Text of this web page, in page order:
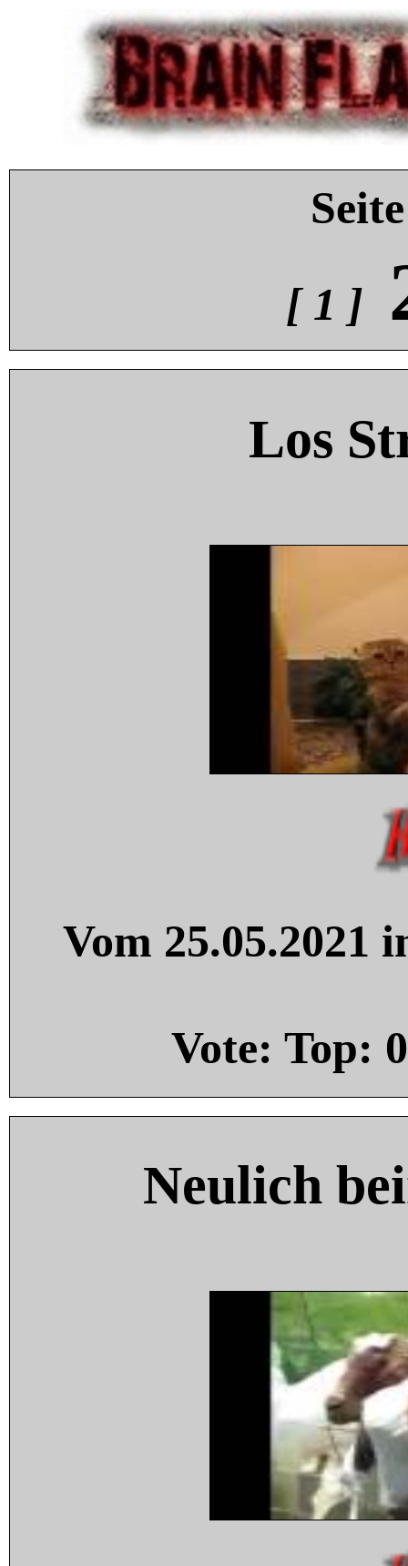
[ 1 ]
Los
Vom 25.05.2021
Vote: Top: 0
Neulich